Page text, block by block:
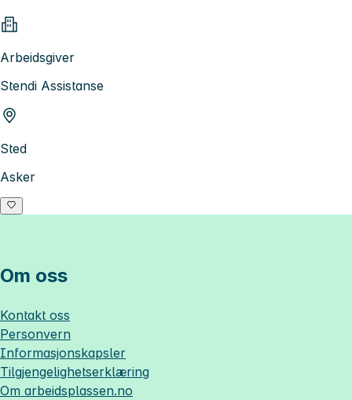
Arbeidsgiver
Stendi Assistanse
Sted
Asker
Om oss
Kontakt oss
Personvern
Informasjonskapsler
Tilgjengelighetserklæring
Om arbeidsplassen.no